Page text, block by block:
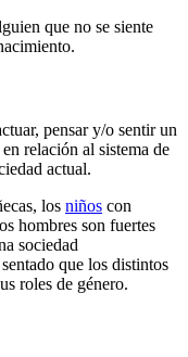
que no se siente
pensar y/o sentir un
relación al sistema de
actual.
los niños con
hombres son fuertes
sociedad
que los distintos
roles de género.